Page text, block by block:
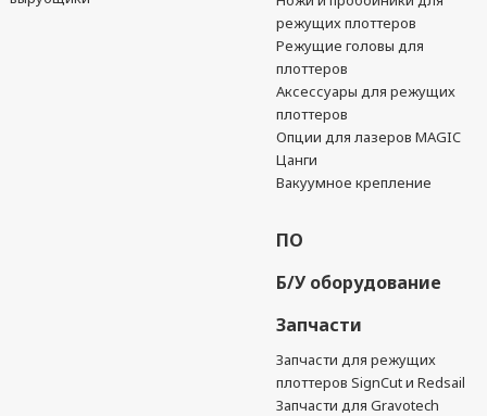
режущих плоттеров
Режущие головы для
плоттеров
Аксессуары для режущих
плоттеров
Опции для лазеров MAGIC
Цанги
Вакуумное крепление
ПО
Б/У оборудование
Запчасти
Запчасти для режущих
плоттеров SignCut и Redsail
Запчасти для Gravotech